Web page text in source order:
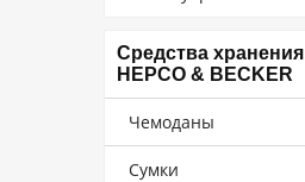
Средства хранения
HEPCO & BECKER
Чемоданы
Сумки